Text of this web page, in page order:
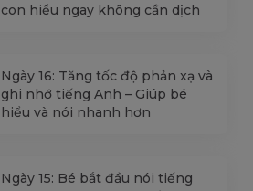
con hiểu ngay không cần dịch
Ngày 16: Tăng tốc độ phản xạ và
ghi nhớ tiếng Anh – Giúp bé
hiểu và nói nhanh hơn
Ngày 15: Bé bắt đầu nói tiếng